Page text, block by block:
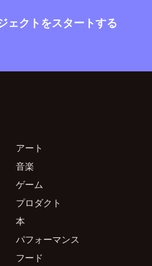
ェクトをスタートする
アート
音楽
ゲーム
プロダクト
本
パフォーマンス
フード